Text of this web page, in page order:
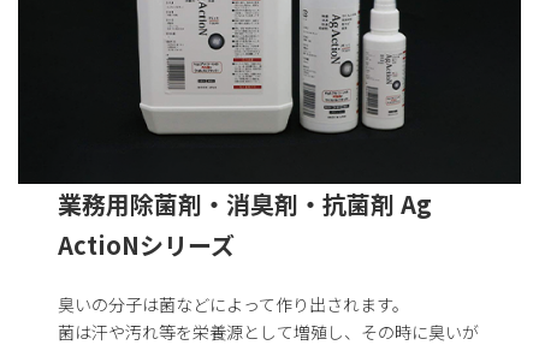
業務用除菌剤・消臭剤・抗菌剤 Ag
ActioNシリーズ
臭いの分子は菌などによって作り出されます。
菌は汗や汚れ等を栄養源として増殖し、その時に臭いが